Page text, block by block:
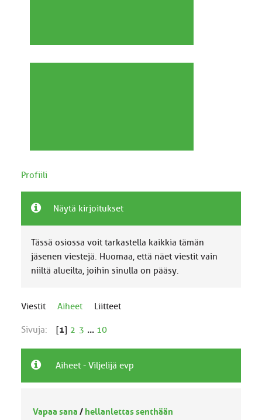
Profiili
Näytä kirjoitukset
Tässä osiossa voit tarkastella kaikkia tämän
jäsenen viestejä. Huomaa, että näet viestit vain
niiltä alueilta, joihin sinulla on pääsy.
Viestit Aiheet Liitteet
Sivuja: [1] 2 3 ... 10
Aiheet - Viljelijä evp
Vapaa sana / hellanlettas senthään